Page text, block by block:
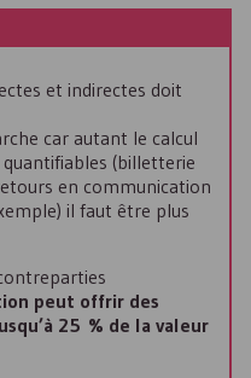
et indirectes doit
car autant le calcul
(billetterie
en communication
il faut être plus
peut offrir des
25 % de la valeur